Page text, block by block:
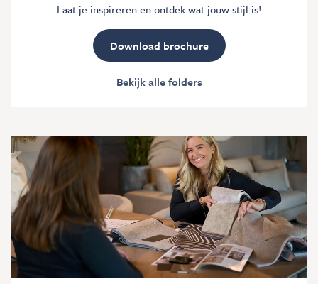
Laat je inspireren en ontdek wat jouw stijl is!
Download brochure
Bekijk alle folders